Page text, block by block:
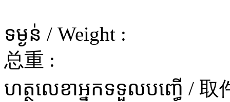
ទម្ងន់ / Weight :
总重 :
ហត្ថលេខាអ្នកទទួលបញ្ធើ / 取